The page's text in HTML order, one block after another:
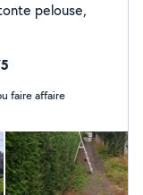
pelouse,
faire affaire